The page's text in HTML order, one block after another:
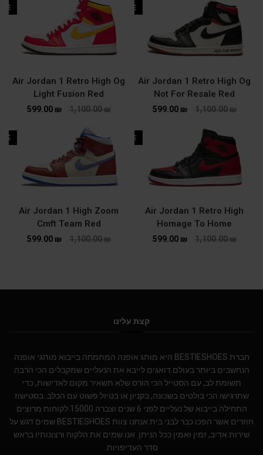
SALE
Air Jordan 1 Retro High Og
Not For Resale Red
1,100.00₪
599.00 ₪
Air Jordan 1 Retro High Og
Light Fusion Red
1,100.00₪
599.00 ₪
SALE
Air Jordan 1 Retro High
Homage To Home
1,100.00₪
599.00 ₪
Air Jordan 1 High Zoom
Cmft Team Red
1,100.00₪
599.00 ₪
קצת עלינו
חברת BESTIESHOES היא מותג אופנה המתמחה בייבוא מותגי אופנה
הנחשבים ביותר בעולם.דואגים לייבא את הנעליים שמקבלים הכי הרבה
תשומת לב, עם הסטייל הכי הורס שלא תשאיר מקום לאדישות, כדי
שתרגישו הכי בולטים בשכונה, בקניון או בטיול פשוט עם הכלב. בסטישוז
התחילה בייבוא של נעליים לפני 6 שנים וצברה 15000 לקוחות מרוצים
חוזרים אשר הפכו כבר לבני בית.אנחנו צוות BESTIESHOES שמים דגש על
שירות אדיב, זמין ואמין ככל הניתן. אנו שמים את הלקוח ורצונותיו בראש
סדר העדיפויות.